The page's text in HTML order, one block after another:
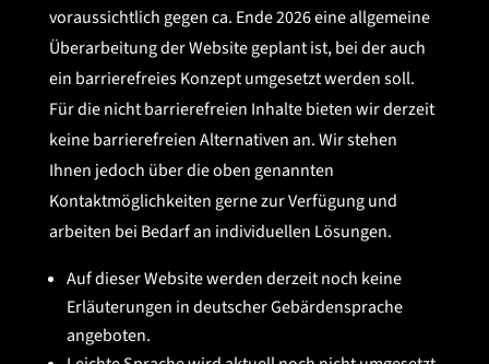
voraussichtlich gegen ca. Ende 2026 eine allgemeine
Überarbeitung der Website geplant ist, bei der auch
ein barrierefreies Konzept umgesetzt werden soll.
Für die nicht barrierefreien Inhalte bieten wir derzeit
keine barrierefreien Alternativen an. Wir stehen
Ihnen jedoch über die oben genannten
Kontaktmöglichkeiten gerne zur Verfügung und
arbeiten bei Bedarf an individuellen Lösungen.
Auf dieser Website werden derzeit noch keine
Erläuterungen in deutscher Gebärdensprache
angeboten.